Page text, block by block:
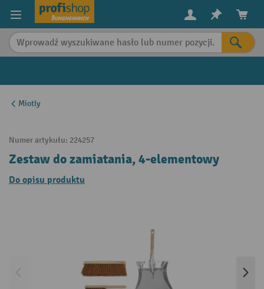
content
Miotly
Numer artykułu: 224257
Zestaw do zamiatania, 4-elementowy
Do opisu produktu